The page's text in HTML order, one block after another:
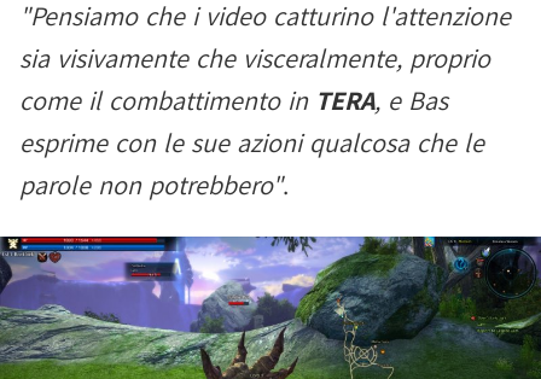
"Pensiamo che i video catturino l'attenzione
sia visivamente che visceralmente, proprio
come il combattimento in TERA, e Bas
esprime con le sue azioni qualcosa che le
parole non potrebbero".